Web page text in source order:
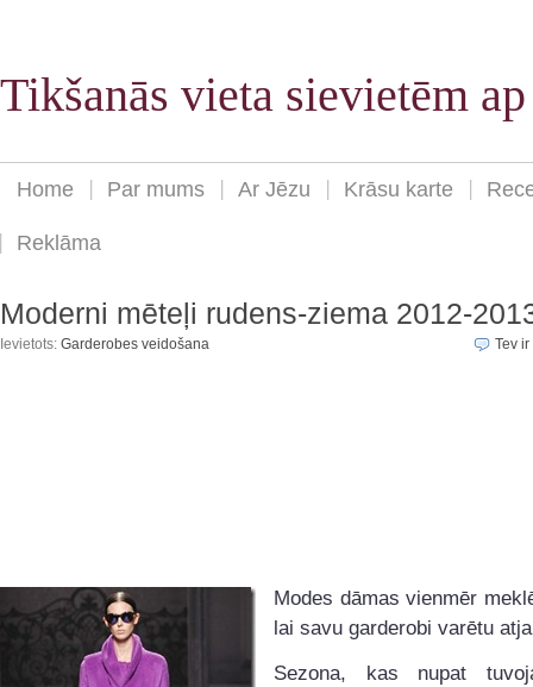
Tikšanās vieta sievietēm
Home Par mums Ar Jēzu Krāsu karte
Reklāma
Moderni mēteļi rudens-ziema 2012-
Ievietots: Garderobes veidošana Tev ir
Modes dāmas vienmēr
lai savu garderobi varētu
Sezona, kas nupat